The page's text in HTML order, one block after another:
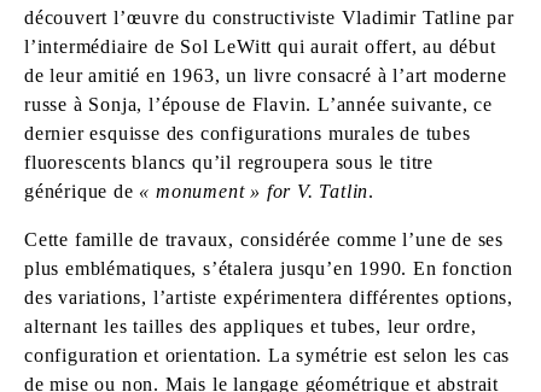
découvert l’œuvre du constructiviste Vladimir Tatline par
l’intermédiaire de Sol LeWitt qui aurait offert, au début
de leur amitié en 1963, un livre consacré à l’art moderne
russe à Sonja, l’épouse de Flavin. L’année suivante, ce
dernier esquisse des configurations murales de tubes
fluorescents blancs qu’il regroupera sous le titre
générique de « monument » for V. Tatlin.
Cette famille de travaux, considérée comme l’une de ses
plus emblématiques, s’étalera jusqu’en 1990. En fonction
des variations, l’artiste expérimentera différentes options,
alternant les tailles des appliques et tubes, leur ordre,
configuration et orientation. La symétrie est selon les cas
de mise ou non. Mais le langage géométrique et abstrait